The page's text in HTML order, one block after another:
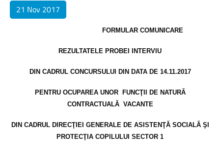
21 Nov 2017
FORMULAR COMUNICARE
REZULTATELE PROBEI INTERVIU
DIN CADRUL CONCURSULUI DIN DATA DE 14.11.2017
PENTRU OCUPAREA UNOR
FUNCŢII DE NATURĂ
CONTRACTUALĂ VACANTE
DI N CADRUL DIRECŢIEI GENERALE DE ASISTENŢĂ SOCIALĂ ŞI
PROTECŢIA COPILULUI SECTOR 1